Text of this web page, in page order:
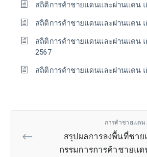
สถิติการค้าชายแดนและผ่านแดน
สถิติการค้าชายแดนและผ่านแดน
สถิติการค้าชายแดนและผ่านแดน
2567
สถิติการค้าชายแดนและผ่านแดน
การค้าชายแดน
สรุปผลการลงพื้นที่ชา
กรรมการการค้าชายแ